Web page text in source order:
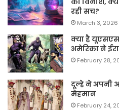
रही सच?
March 3, 2026
क्या है
अमेरिका ने
February 28,
दूल्हे ने अपनी
मेहमान
February 24,